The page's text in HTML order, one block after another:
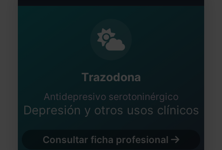
Trazodona
Antidepresivo serotoninérgico
Depresión y otros usos clínicos
Consultar ficha profesional